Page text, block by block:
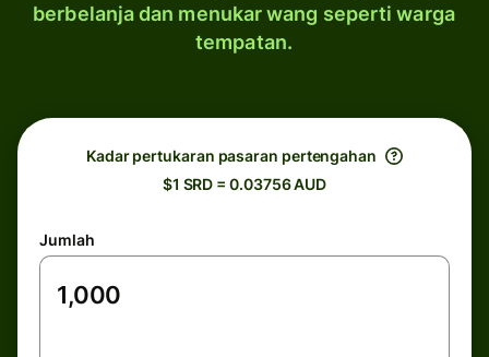
berbelanja dan menukar wang seperti warga
tempatan.
Kadar pertukaran pasaran pertengahan
$1 SRD = 0.03756 AUD
Jumlah